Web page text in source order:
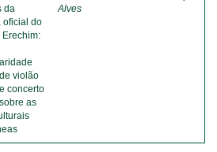
da
oficial do
violão
concerto
as
Alves